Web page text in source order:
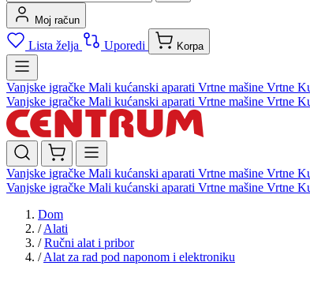
Moj račun
Lista želja Uporedi Korpa
Vanjske igračke Mali kućanski aparati Vrtne mašine Vrtne
Vanjske igračke Mali kućanski aparati Vrtne mašine Vrtne
Vanjske igračke Mali kućanski aparati Vrtne mašine Vrtne
Vanjske igračke Mali kućanski aparati Vrtne mašine Vrtne
Dom
/ Alati
/ Ručni alat i pribor
/ Alat za rad pod naponom i elektroniku